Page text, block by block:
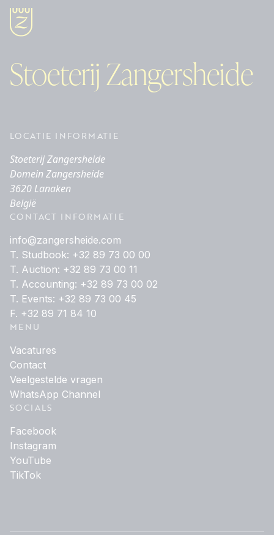
Stoeterij Zangersheide
LOCATIE INFORMATIE
Stoeterij Zangersheide
Domein Zangersheide
3620 Lanaken
België
CONTACT INFORMATIE
info@zangersheide.com
T. Studbook: +32 89 73 00 00
T. Auction: +32 89 73 00 11
T. Accounting: +32 89 73 00 02
T. Events: +32 89 73 00 45
F. +32 89 71 84 10
MENU
Vacatures
Contact
Veelgestelde vragen
WhatsApp Channel
SOCIALS
Facebook
Instagram
YouTube
TikTok